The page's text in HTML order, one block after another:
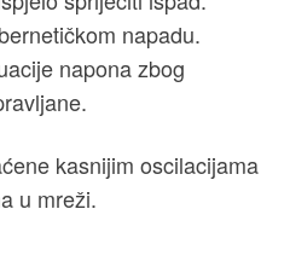
napadu.
napona zbog
kasnijim oscilacijama
u mreži.